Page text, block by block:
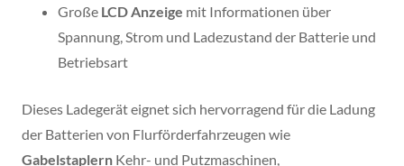
Große LCD Anzeige mit Informationen über
Spannung, Strom und Ladezustand der Batterie und
Betriebsart
Dieses Ladegerät eignet sich hervorragend für die Ladung
der Batterien von Flurförderfahrzeugen wie
Gabelstaplern Kehr- und Putzmaschinen,